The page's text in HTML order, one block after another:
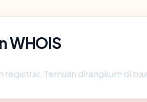
WHOIS
registrar. Temuan dirangkum di